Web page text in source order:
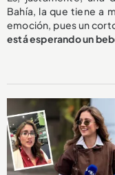
Bahía, la que tiene a
emoción, pues un
está esperando un